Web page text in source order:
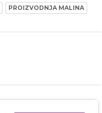
PROIZVODNJA MALINA